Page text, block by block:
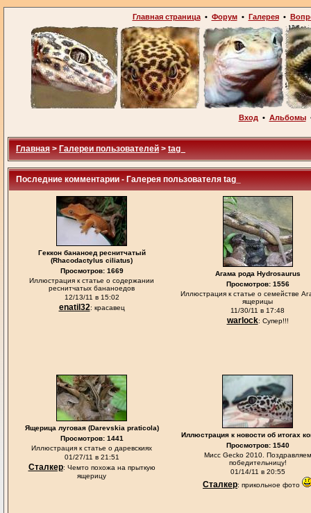
Главная страница• Форум• Галерея•
Вход • Альбомы
Главная > Галереи пользователей > tag_
Последние комментарии - Галерея пользователя tag_
Геккон бананоед реснитчатый
(Rhacodactylus ciliatus)
Просмотров: 1669
Иллюстрация к статье о содержании
реснитчатых бананоедов
12/13/11 в 15:02
enatil32: красавец
Агама рода Hydrosaurus
Просмотров: 1556
Иллюстрация к статье о семействе
ящерицы
11/30/11 в 17:48
warlock: Супер!!!
Ящерица луговая (Darevskia praticola)
Просмотров: 1441
Иллюстрация к статье о даревскиях
01/27/11 в 21:51
Сталкер: Чемто похожа на прыткую
ящерицу
Иллюстрация к новости об итогах
Просмотров: 1540
Мисс Gecko 2010. Поздравляем
победительницу!
01/14/11 в 20:55
Сталкер: прикольное фото